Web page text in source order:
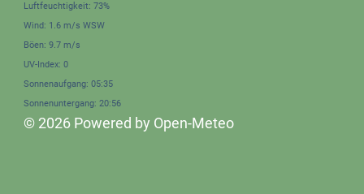
Luftfeuchtigkeit: 73%
Wind: 1.6 m/s WSW
Böen: 9.7 m/s
UV-Index: 0
Sonnenaufgang: 05:35
Sonnenuntergang: 20:56
© 2026 Powered by Open-Meteo